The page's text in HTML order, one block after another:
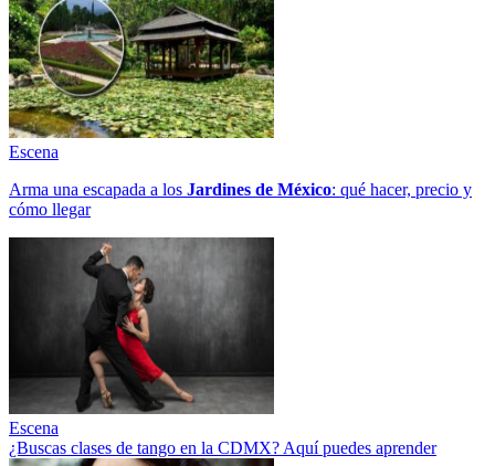
Escena
Arma una escapada a los Jardines de México: qué hacer, precio y
cómo llegar
Escena
¿Buscas clases de tango en la CDMX? Aquí puedes aprender